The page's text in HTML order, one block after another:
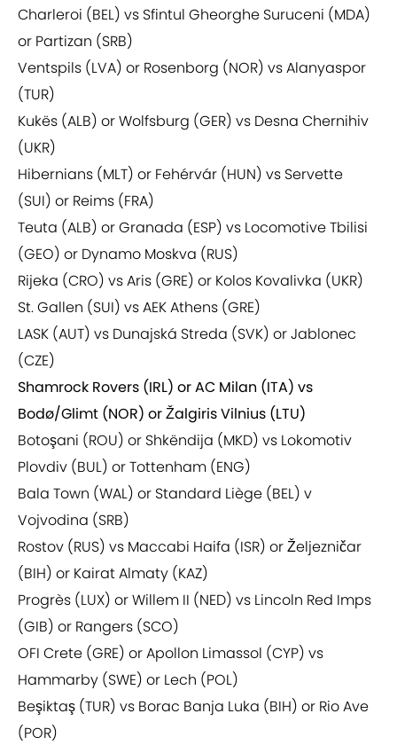
Charleroi (BEL) vs Sfintul Gheorghe Suruceni (MDA)
or Partizan (SRB)
Ventspils (LVA) or Rosenborg (NOR) vs Alanyaspor
(TUR)
Kukës (ALB) or Wolfsburg (GER) vs Desna Chernihiv
(UKR)
Hibernians (MLT) or Fehérvár (HUN) vs Servette
(SUI) or Reims (FRA)
Teuta (ALB) or Granada (ESP) vs Locomotive Tbilisi
(GEO) or Dynamo Moskva (RUS)
Rijeka (CRO) vs Aris (GRE) or Kolos Kovalivka (UKR)
St. Gallen (SUI) vs AEK Athens (GRE)
LASK (AUT) vs Dunajská Streda (SVK) or Jablonec
(CZE)
Shamrock Rovers (IRL) or AC Milan (ITA) vs
Bodø/Glimt (NOR) or Žalgiris Vilnius (LTU)
Botoşani (ROU) or Shkëndija (MKD) vs Lokomotiv
Plovdiv (BUL) or Tottenham (ENG)
Bala Town (WAL) or Standard Liège (BEL) v
Vojvodina (SRB)
Rostov (RUS) vs Maccabi Haifa (ISR) or Željezničar
(BIH) or Kairat Almaty (KAZ)
Progrès (LUX) or Willem II (NED) vs Lincoln Red Imps
(GIB) or Rangers (SCO)
OFI Crete (GRE) or Apollon Limassol (CYP) vs
Hammarby (SWE) or Lech (POL)
Beşiktaş (TUR) vs Borac Banja Luka (BIH) or Rio Ave
(POR)